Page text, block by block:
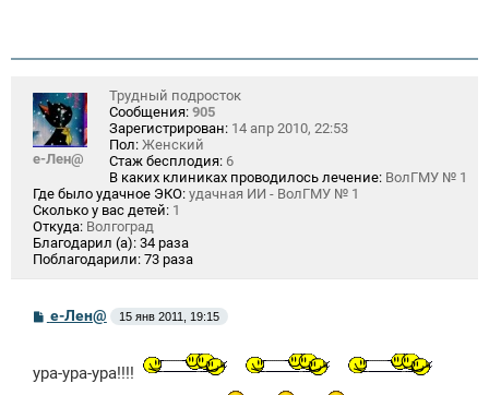
е-Лен@
Трудный подросток
Сообщения: 905
Зарегистрирован: 14 апр 2010, 22:53
Пол: Женский
Стаж бесплодия: 6
В каких клиниках проводилось лечение: ВолГМУ № 1
Где было удачное ЭКО: удачная ИИ - ВолГМУ № 1
Сколько у вас детей: 1
Откуда: Волгоград
Благодарил (а): 34 раза
Поблагодарили: 73 раза
С
о
щ
е-Лен@ 15 янв 2011, 19:15
ура-ура-ура!!!!